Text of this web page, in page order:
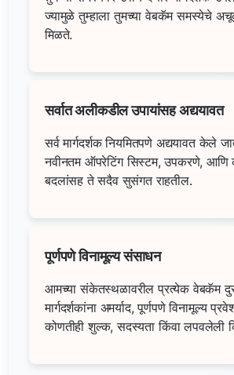
ज्यामुळे तुम्हाला तुमच्या वेबकॅम समस्येचे
मिळते.
सर्वात अलीकडील उपायांसह अद्ययावत
सर्व मार्गदर्शक नियमितपणे अद्ययावत केले
नवीनतम ऑपरेटिंग सिस्टम, उपकरणे, आणि
बदलांसह ते सदैव सुसंगत राहतील.
पूर्णपणे विनामूल्य संसाधन
आमच्या संकेतस्थळावरील प्रत्येक वेबकॅम
मार्गदर्शकांना अमर्याद, पूर्णपणे विनामूल्य
कोणतीही शुल्क, सदस्यता किंवा लपवलेली